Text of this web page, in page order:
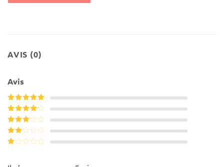
AVIS (0)
Avis
Note5sur
5
Note4
sur 5
Note3
sur 5
Note
sur